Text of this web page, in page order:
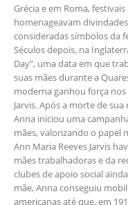
Grécia e em Roma,
homenageavam
consideradas símbolos da
Séculos depois, na
Day”, uma data em que
suas mães durante a
moderna ganhou força
Jarvis. Após a morte de sua
Anna iniciou uma
mães, valorizando o papel
Ann Maria Reeves Jarvis
mães trabalhadoras e da
clubes de apoio social
mãe, Anna conseguiu
americanas até que, em